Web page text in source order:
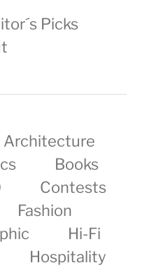
Picks
Architecture
Books
Contests
Fashion
Hi-Fi
Hospitality